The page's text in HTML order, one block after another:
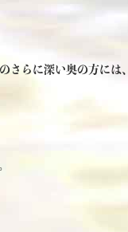
さらに深い奥の方には、